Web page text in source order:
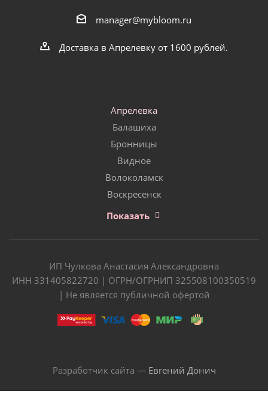
manager@mybloom.ru
Доставка в Апрелевку от 1600 рублей.
Апрелевка
Балашиха
Бронницы
Видное
Волоколамск
Воскресенск
Показать
ИП Чулкова Анастасия Александровна
ИНН 331405822720 | ОГРН/ОГРНИП 325508100350519
| Не является публичной офертой
Разработчик сайта — Евгений Донич